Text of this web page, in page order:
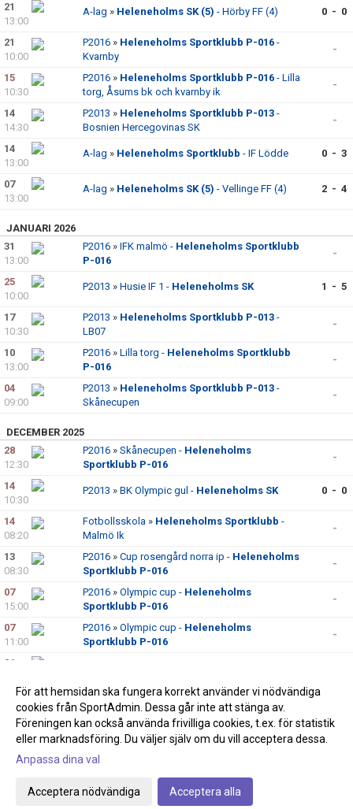
21
13:00
A-lag » Heleneholms SK (5) - Hörby FF (4) 0 - 0
21
10:00
P2016 » Heleneholms Sportklubb P-016 -
Kvarnby
-
15
10:30
P2016 » Heleneholms Sportklubb P-016 - Lilla
torg, Åsums bk och kvarnby ik
-
14
14:30
P2013 » Heleneholms Sportklubb P-013 -
Bosnien Hercegovinas SK
-
14
13:00
A-lag » Heleneholms Sportklubb - IF Lödde 0 - 3
07
13:00
A-lag » Heleneholms SK (5) - Vellinge FF (4) 2 - 4
JANUARI 2026
31
13:00
P2016 » IFK malmö - Heleneholms Sportklubb
P-016
-
25
10:00
P2013 » Husie IF 1 - Heleneholms SK 1 - 5
17
10:30
P2013 » Heleneholms Sportklubb P-013 -
LB07
-
10
13:00
P2016 » Lilla torg - Heleneholms Sportklubb
P-016
-
04
09:00
P2013 » Heleneholms Sportklubb P-013 -
Skånecupen
-
DECEMBER 2025
28
12:30
P2016 » Skånecupen - Heleneholms
Sportklubb P-016
-
14
10:30
P2013 » BK Olympic gul - Heleneholms SK 0 - 0
14
08:20
Fotbollsskola » Heleneholms Sportklubb -
Malmö Ik
-
13
08:30
P2016 » Cup rosengård norra ip - Heleneholms
Sportklubb P-016
-
07
15:00
P2016 » Olympic cup - Heleneholms
Sportklubb P-016
-
07
11:00
P2016 » Olympic cup - Heleneholms
Sportklubb P-016
-
06
13:00
P2009/2010 »Bulltofta FF -Heleneholms
Sportklubb P-09
Gå till Webbversion
För att hemsidan ska fungera korrekt använder vi nödvändiga
cookies från SportAdmin. Dessa går inte att stänga av.
Föreningen kan också använda frivilliga cookies, t.ex. för statistik
eller marknadsföring. Du väljer själv om du vill acceptera dessa.
Anpassa dina val
Acceptera nödvändiga Acceptera alla